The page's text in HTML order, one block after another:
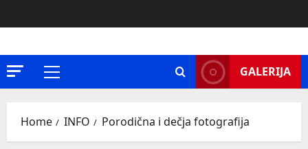
to
Primary
GALERIJA
Home INFO Porodična i dečja fotografija